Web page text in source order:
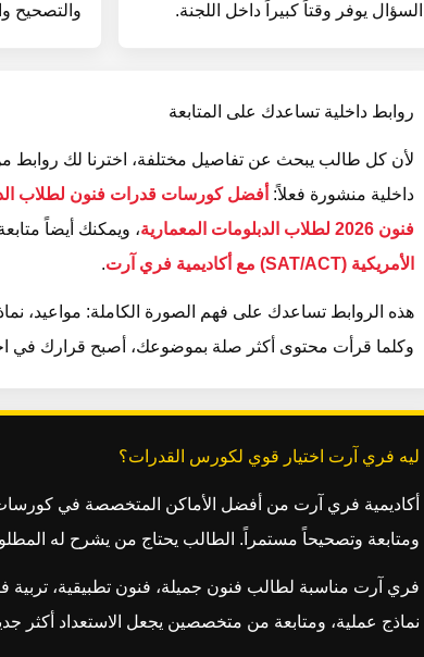
السؤال يوفر وقتاً كبيراً داخل اللجنة.
والتصحيح
روابط داخلية تساعدك على المتابعة
لأن كل طالب يبحث عن تفاصيل مختلفة، اخترنا لك
داخلية منشورة فعلاً: أفضل كورسات قدرات فنون لطلاب الدبلومة البريطانية
فنون 2026 لطلاب الدبلومات المعمارية
، ويمكنك أيضاً
الأمريكية (SAT/ACT) مع أكاديمية فري آرت
.
هذه الروابط تساعدك على فهم الصورة الكاملة: مواعيد،
وكلما قرأت محتوى أكثر صلة بموضوعك، أصبح قرارك في
ليه فري آرت اختيار قوي لكورس القدرات؟
أكاديمية فري آرت من أفضل الأماكن المتخصصة في كورسات
ومتابعة وتصحيحاً مستمراً. الطالب يحتاج من يشرح له
فري آرت مناسبة لطالب فنون جميلة، فنون تطبيقية، تربية
نماذج عملية، ومتابعة من متخصصين يجعل الاستعداد أكثر